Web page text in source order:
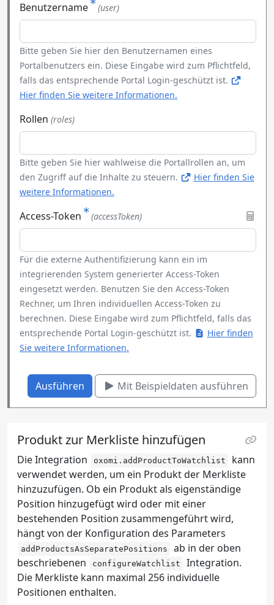
Benutzername (user)
Bitte geben Sie hier den Benutzernamen eines
Portalbenutzers ein. Diese Eingabe wird zum Pflichtfeld,
falls das entsprechende Portal Login-geschützt ist.
Hier finden Sie weitere Informationen.
Rollen (roles)
Bitte geben Sie hier wahlweise die Portallrollen an, um
den Zugriff auf die Inhalte zu steuern.
Hier finden Sie
weitere Informationen.
Access-Token (accessToken)
Für die externe Authentifizierung kann ein im
integrierenden System generierter Access-Token
eingesetzt werden. Benutzen Sie den Access-Token
Rechner, um Ihren individuellen Access-Token zu
berechnen. Diese Eingabe wird zum Pflichtfeld, falls das
entsprechende Portal Login-geschützt ist.
Hier finden
Sie weitere Informationen.
Mit Beispieldaten ausführen
Ausführen
Produkt zur Merkliste hinzufügen
Die Integration oxomi.addProductToWatchlist
kann
verwendet werden, um ein Produkt der Merkliste
hinzuzufügen. Ob ein Produkt als eigenständige
Position hinzugefügt wird oder mit einer
bestehenden Position zusammengeführt wird,
hängt von der Konfiguration des Parameters
addProductsAsSeparatePositions
ab in der oben
beschriebenen
configureWatchlist
Integration.
Die Merkliste kann maximal 256 individuelle
Positionen enthalten.